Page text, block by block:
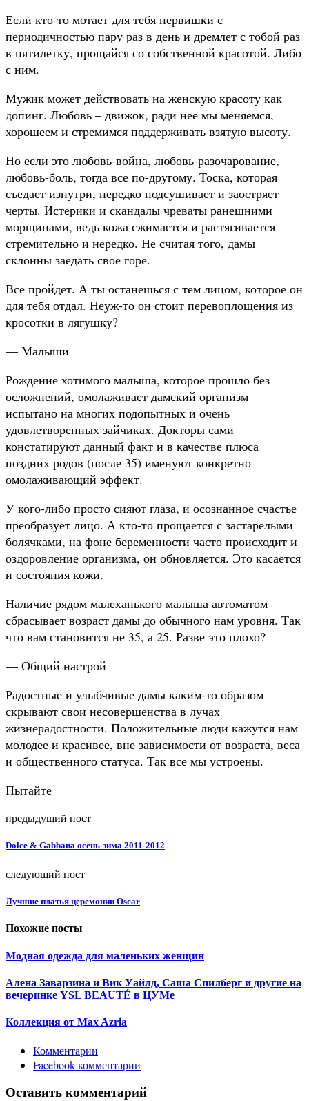
Если кто-то мотает для тебя нервишки с
периодичностью пару раз в день и дремлет с тобой раз
в пятилетку, прощайся со собственной красотой. Либо
с ним.
Мужик может действовать на женскую красоту как
допинг. Любовь – движок, ради нее мы меняемся,
хорошеем и стремимся поддерживать взятую высоту.
Но если это любовь-война, любовь-разочарование,
любовь-боль, тогда все по-другому. Тоска, которая
съедает изнутри, нередко подсушивает и заостряет
черты. Истерики и скандалы чреваты ранешними
морщинами, ведь кожа сжимается и растягивается
стремительно и нередко. Не считая того, дамы
склонны заедать свое горе.
Все пройдет. А ты останешься с тем лицом, которое он
для тебя отдал. Неуж-то он стоит перевоплощения из
кросотки в лягушку?
— Малыши
Рождение хотимого малыша, которое прошло без
осложнений, омолаживает дамский организм —
испытано на многих подопытных и очень
удовлетворенных зайчиках. Докторы сами
констатируют данный факт и в качестве плюса
поздних родов (после 35) именуют конкретно
омолаживающий эффект.
У кого-либо просто сияют глаза, и осознанное счастье
преобразует лицо. А кто-то прощается с застарелыми
болячками, на фоне беременности часто происходит и
оздоровление организма, он обновляется. Это касается
и состояния кожи.
Наличие рядом малеханького малыша автоматом
сбрасывает возраст дамы до обычного нам уровня. Так
что вам становится не 35, а 25. Разве это плохо?
— Общий настрой
Радостные и улыбчивые дамы каким-то образом
скрывают свои несовершенства в лучах
жизнерадостности. Положительные люди кажутся нам
молодее и красивее, вне зависимости от возраста, веса
и общественного статуса. Так все мы устроены.
Пытайте
предыдущий пост
Dolce & Gabbana осень-зима 2011-2012
следующий пост
Лучшие платья церемонии Oscar
Похожие посты
Модная одежда для маленьких женщин
Алена Заварзина и Вик Уайлд, Саша Спилберг и другие на
вечеринке YSL BEAUTÉ в ЦУМе
Коллекция от Max Azria
Комментарии
Facebook комментарии
Оставить комментарий